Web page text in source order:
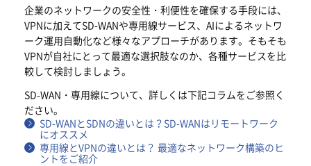
企業のネットワークの安全性・利便性を確保する手段には、
VPNに加えてSD-WANや専用線サービス、AIによるネットワ
ーク運用自動化など様々なアプローチがあります。そもそも
VPNが自社にとって最適な選択肢なのか、各種サービスを比
較して検討しましょう。
SD-WAN・専用線について、詳しくは下記コラムをご参照く
ださい。
SD-WANとSDNの違いとは？SD-WANはリモートワーク
にオススメ
専用線とVPNの違いとは？ 最適なネットワーク構築のヒ
ントをご紹介